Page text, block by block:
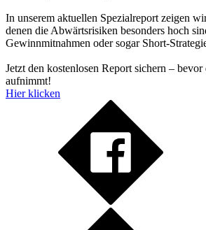
In unserem aktuellen Spezialreport zeigen
denen die Abwärtsrisiken besonders hoch
Gewinnmitnahmen oder sogar Short-
Jetzt den kostenlosen Report sichern –
aufnimmt!
Hier klicken